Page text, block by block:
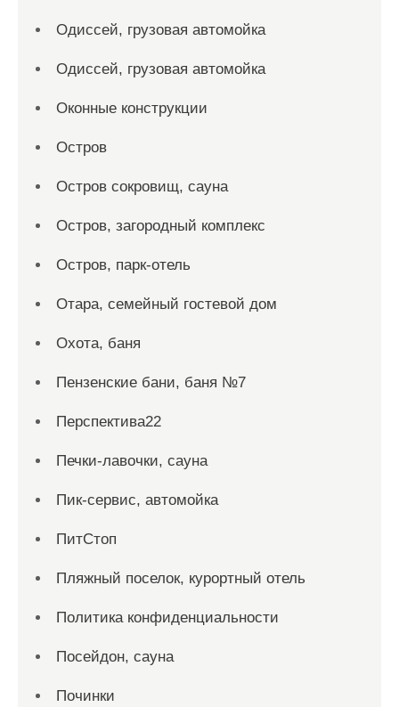
Одиссей, грузовая автомойка
Одиссей, грузовая автомойка
Оконные конструкции
Остров
Остров сокровищ, сауна
Остров, загородный комплекс
Остров, парк-отель
Отара, семейный гостевой дом
Охота, баня
Пензенские бани, баня №7
Перспектива22
Печки-лавочки, сауна
Пик-сервис, автомойка
ПитСтоп
Пляжный поселок, курортный отель
Политика конфиденциальности
Посейдон, сауна
Починки